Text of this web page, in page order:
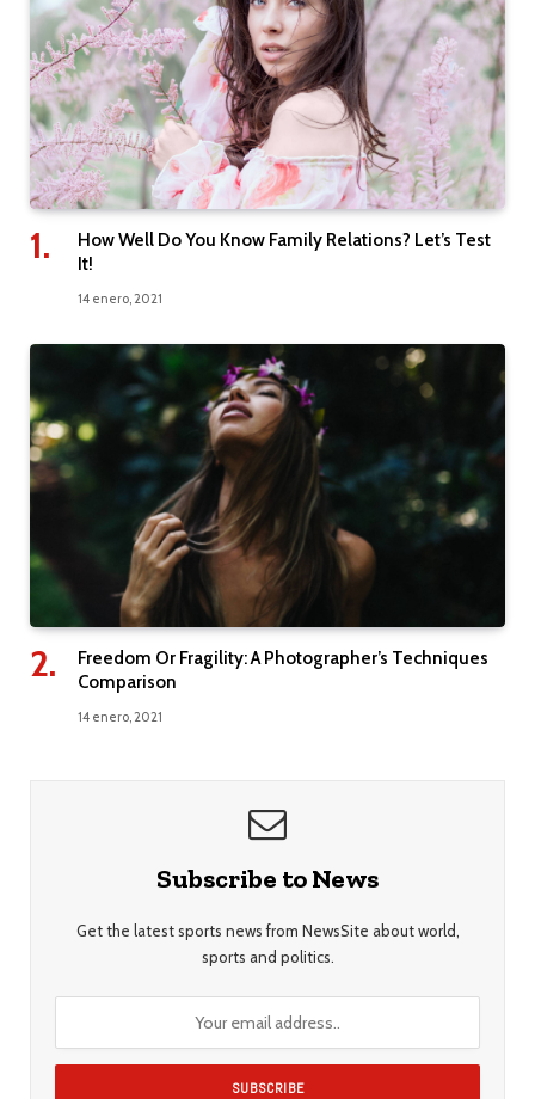
How Well Do You Know Family Relations? Let’s Test
It!
14 enero, 2021
Freedom Or Fragility: A Photographer’s Techniques
Comparison
14 enero, 2021
Subscribe to News
Get the latest sports news from NewsSite about world,
sports and politics.